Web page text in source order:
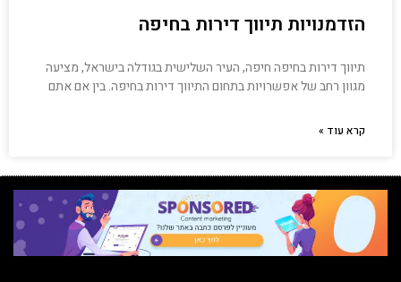
הזדמנויות תיווך דירות בחיפה
תיווך דירות בחיפה חיפה, העיר השלישית בגודלה בישראל, מציעה
מגוון רחב של אפשרויות בתחום התיווך דירות בחיפה. בין אם אתם
קרא עוד »